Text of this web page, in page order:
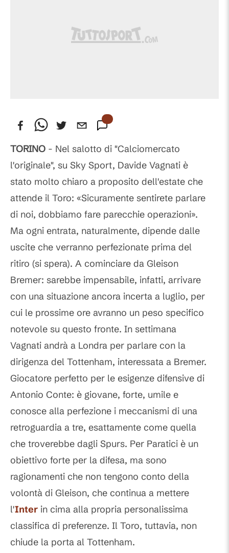
TORINO - Nel salotto di "Calciomercato
l'originale", su Sky Sport, Davide Vagnati è
stato molto chiaro a proposito dell'estate che
attende il Toro: «Sicuramente sentirete parlare
di noi, dobbiamo fare parecchie operazioni».
Ma ogni entrata, naturalmente, dipende dalle
uscite che verranno perfezionate prima del
ritiro (si spera). A cominciare da Gleison
Bremer: sarebbe impensabile, infatti, arrivare
con una situazione ancora incerta a luglio, per
cui le prossime ore avranno un peso specifico
notevole su questo fronte. In settimana
Vagnati andrà a Londra per parlare con la
dirigenza del Tottenham, interessata a Bremer.
Giocatore perfetto per le esigenze difensive di
Antonio Conte: è giovane, forte, umile e
conosce alla perfezione i meccanismi di una
retroguardia a tre, esattamente come quella
che troverebbe dagli Spurs. Per Paratici è un
obiettivo forte per la difesa, ma sono
ragionamenti che non tengono conto della
volontà di Gleison, che continua a mettere
l'Inter in cima alla propria personalissima
classifica di preferenze. Il Toro, tuttavia, non
chiude la porta al Tottenham.